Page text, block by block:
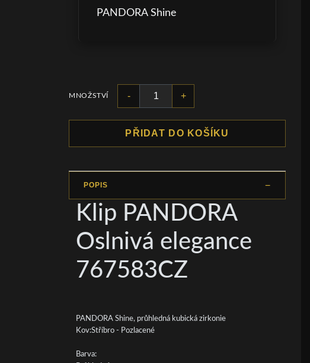
PANDORA Shine
MNOŽSTVÍ - +
PŘIDAT DO KOŠÍKU
POPIS
Klip PANDORA
Oslnivá elegance
767583CZ
PANDORA Shine, průhledná kubická zirkonie
Kov:Stříbro - Pozlacené
Barva: